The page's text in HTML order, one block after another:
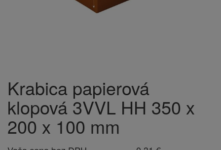
Krabica papierová
klopová 3VVL HH 350 x
200 x 100 mm